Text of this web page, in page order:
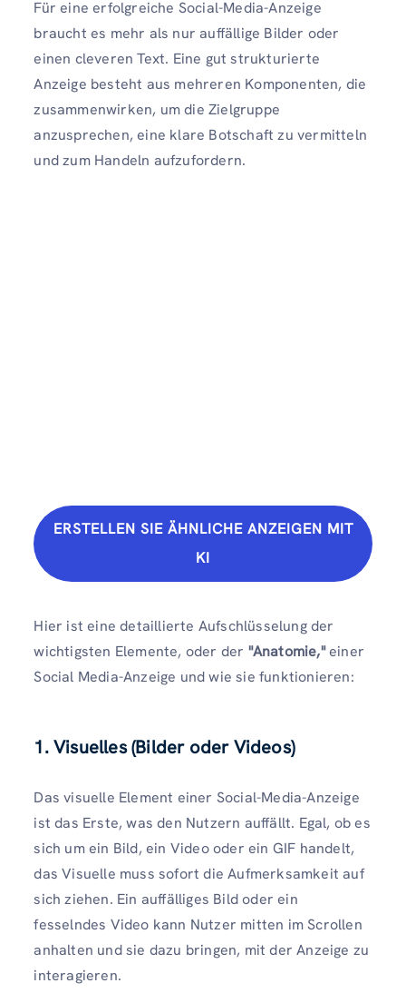
Für eine erfolgreiche Social-Media-Anzeige
braucht es mehr als nur auffällige Bilder oder
einen cleveren Text. Eine gut strukturierte
Anzeige besteht aus mehreren Komponenten, die
zusammenwirken, um die Zielgruppe
anzusprechen, eine klare Botschaft zu vermitteln
und zum Handeln aufzufordern.
ERSTELLEN SIE ÄHNLICHE ANZEIGEN MIT
KI
Hier ist eine detaillierte Aufschlüsselung der
wichtigsten Elemente, oder der "Anatomie,"einer
Social Media-Anzeige und wie sie funktionieren:
1. Visuelles (Bilder oder Videos)
Das visuelle Element einer Social-Media-Anzeige
ist das Erste, was den Nutzern auffällt. Egal, ob es
sich um ein Bild, ein Video oder ein GIF handelt,
das Visuelle muss sofort die Aufmerksamkeit auf
sich ziehen. Ein auffälliges Bild oder ein
fesselndes Video kann Nutzer mitten im Scrollen
anhalten und sie dazu bringen, mit der Anzeige zu
interagieren.